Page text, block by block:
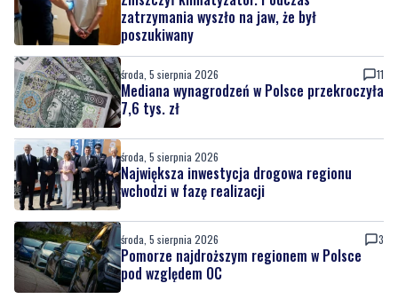
środa, 5 sierpnia 2026
Mediana wynagrodzeń w Polsce przekroczyła
7,6 tys. zł
środa, 5 sierpnia 2026
Największa inwestycja drogowa regionu
środa, 5 sierpnia 2026
Pomorze najdroższym regionem w Polsce
wtorek, 4 sierpnia 2026
Zniszczył auto, miał ponad promil alkoholu